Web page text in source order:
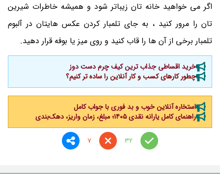
اگر می خواهید خانه تان زیباتر شود و همیشه خاطرات شیرین
تان را مرور کنید ، به جای تلمبار کردن عکس هایتان در آلبوم
تلمبار برخی از آن ها را قاب کنید و روی میز یا بوفه قرار دهید.
خرید اقساطی جذاب ترین کیف چرم دست دوز
چطور کارهای کسب‌ و کار آنلاین را ساده‌ تر کنیم؟
استخاره آنلاین خوب و بد فوری با جواب کامل
راهنمای کامل یارانه نقدی ۱۴۰۵؛ مبلغ، زمان واریز، دهک‌بندی
32
7